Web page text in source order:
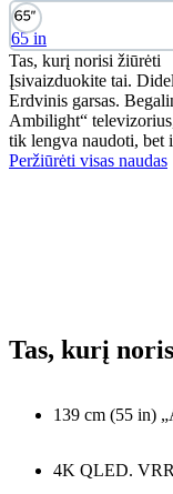
65 in
Tas, kurį norisi žiūrėti
Įsivaizduokite tai.
Erdvinis garsas.
Ambilight“
tik lengva naudoti, bet
Peržiūrėti visas naudas
Tas, kurį
139 cm (55 in)
4K QLED.